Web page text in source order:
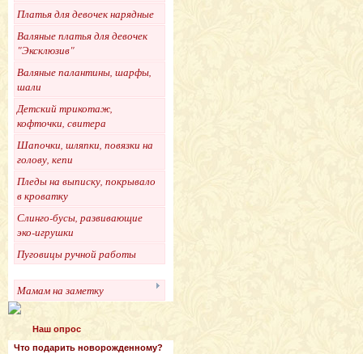
Платья для девочек нарядные
Валяные платья для девочек
"Эксклюзив"
Валяные палантины, шарфы,
шали
Детский трикотаж,
кофточки, свитера
Шапочки, шляпки, повязки на
голову, кепи
Пледы на выписку, покрывало
в кроватку
Слинго-бусы, развивающие
эко-игрушки
Пуговицы ручной работы
Мамам на заметку
Наш опрос
Что подарить новорожденному?